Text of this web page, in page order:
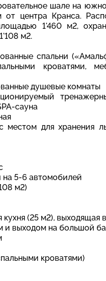
шале на
центра Кранса.
1'460 м2,
м2.
спальни
кроватями,
душевые комнаты
сауна
для хранения
на 5-6 автомобилей
м2)
(25 м2), выходящая
и выходом на большой
кроватями)